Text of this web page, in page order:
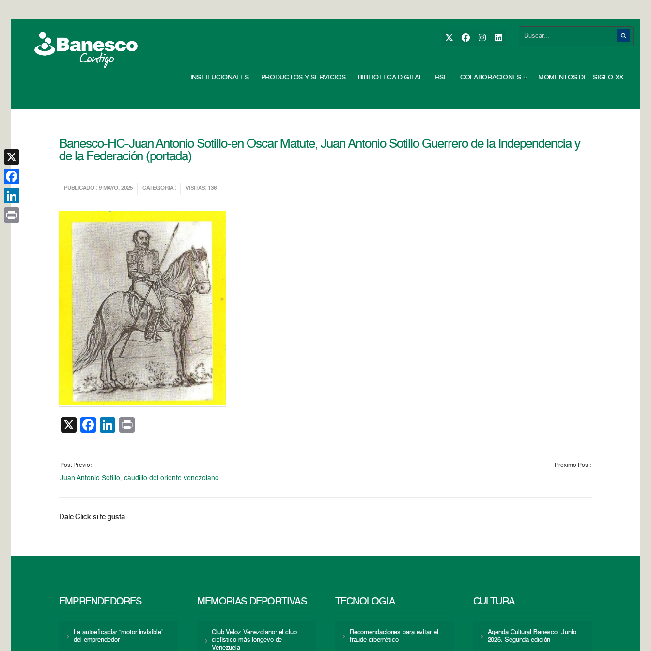
INSTITUCIONALES PRODUCTOS Y SERVICIOS BIBLIOTECA DIGITAL RSE COLABORACIONES MOMENTOS DEL SIGLO XX
Banesco-HC-Juan Antonio Sotillo-en Oscar Matute, Juan Antonio Sotillo Guerrero de la Independencia y
de la Federación (portada)
PUBLICADO : 9 MAYO, 2025 CATEGORIA : VISITAS: 136
X Facebook
LinkedIn
Post Previo:
Juan Antonio Sotillo, caudillo del oriente venezolano
Proximo Post:
Dale Click si te gusta
EMPRENDEDORES
La autoeficacia: “motor invisible”
del emprendedor
MEMORIAS DEPORTIVAS
Club Veloz Venezolano: el club
ciclístico más longevo de
Venezuela
TECNOLOGÍA
Recomendaciones para evitar el
fraude cibernético
CULTURA
Agenda Cultural Banesco. Junio
2026. Segunda edición
X
Facebook
LinkedIn